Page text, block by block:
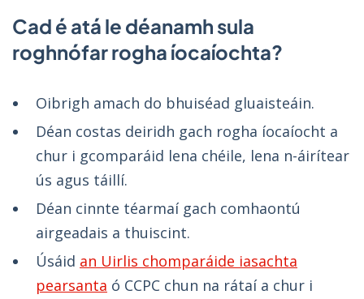
Cad é atá le déanamh sula
roghnófar rogha íocaíochta?
Oibrigh amach do bhuiséad gluaisteáin.
Déan costas deiridh gach rogha íocaíocht a
chur i gcomparáid lena chéile, lena n-áirítear
ús agus táillí.
Déan cinnte téarmaí gach comhaontú
airgeadais a thuiscint.
Úsáid an Uirlis chomparáide iasachta
pearsanta ó CCPC chun na rátaí a chur i